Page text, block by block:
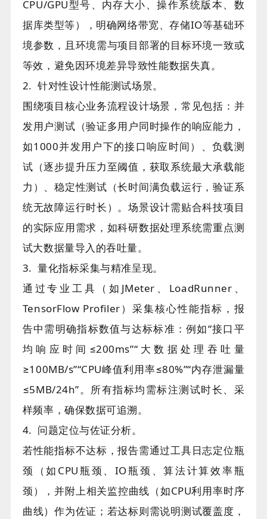
CPU/GPU型号、内存大小、操作系统版本、数
据库类型等），明确网络带宽、存储IO等基础环
境参数，且环境需与项目部署的目标环境一致或
等效，避免因环境差异导致性能数据失真。
2. 针对性设计性能测试场景。
围绕项目核心业务流程设计场景，常见包括：并
发用户测试（验证多用户同时操作的响应能力，
如1000并发用户下的接口响应时间）、负载测
试（逐步提升压力至阈值，获取系统最大承载能
力）、稳定性测试（长时间满负载运行，验证系
统无故障运行时长）。场景设计需贴合科技项目
的实际应用需求，如科研数据处理系统需重点测
试大数据量导入的吞吐量。
3. 量化指标采集与精准呈现。
通过专业工具（如JMeter、LoadRunner、
TensorFlow Profiler）采集核心性能指标，报
告中需明确指标数值与达标标准：例如“接口平
均响应时间≤200ms”“大数据处理吞吐量
≥100MB/s”“CPU峰值利用率≤80%”“内存泄漏量
≤5MB/24h”。所有指标均需标注测试时长、采
样频率，确保数据可追溯。
4. 问题定位与佐证分析。
若性能指标不达标，报告需通过工具日志定位瓶
颈（如CPU瓶颈、IO瓶颈、算法计算效率瓶
颈），并附上相关监控曲线（如CPU利用率时序
曲线）作为佐证；若达标则需说明测试覆盖度，